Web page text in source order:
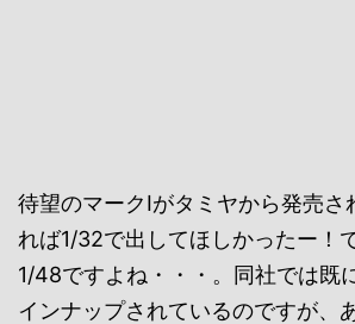
待望のマークⅠがタミヤから発売さ
れば1/32で出してほしかったー！
1/48ですよね・・・。同社では既
インナップされているのですが、